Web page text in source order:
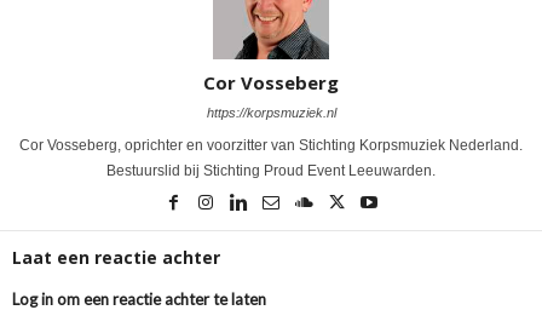
Cor Vosseberg
https://korpsmuziek.nl
Cor Vosseberg, oprichter en voorzitter van Stichting Korpsmuziek Nederland.
Bestuurslid bij Stichting Proud Event Leeuwarden.
Laat een reactie achter
Log in om een reactie achter te laten